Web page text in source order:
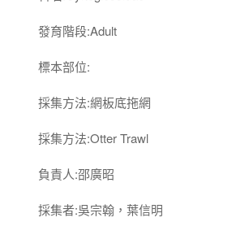
發育階段:Adult
標本部位:
採集方法:網板底拖網
採集方法:Otter Trawl
負責人:邵廣昭
採集者:吳宗翰，葉信明